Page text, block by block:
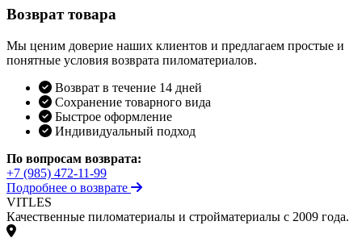
Возврат товара
Мы ценим доверие наших клиентов и предлагаем простые и
понятные условия возврата пиломатериалов.
Возврат в течение 14 дней
Сохранение товарного вида
Быстрое оформление
Индивидуальный подход
По вопросам возврата:
+7 (985) 472-11-99
Подробнее о возврате
VITLES
Качественные пиломатериалы и стройматериалы с 2009 года.